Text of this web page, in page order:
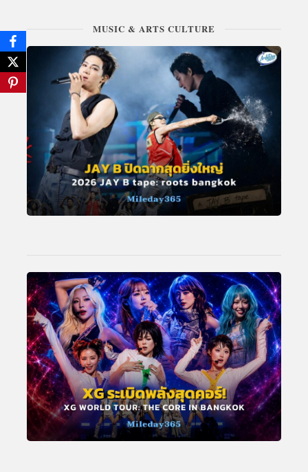
MUSIC & ARTS CULTURE